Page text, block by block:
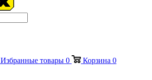
Избранные товары 0 Корзина 0